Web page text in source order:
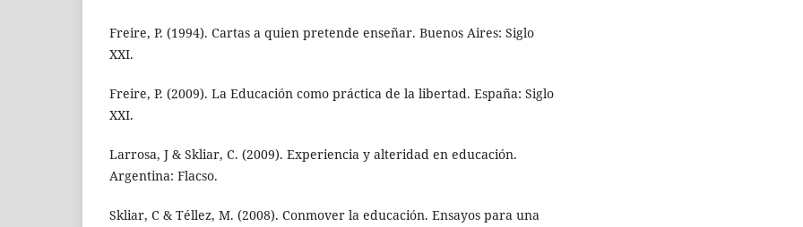
Freire, P. (1994). Cartas a quien pretende enseñar. Buenos Aires: Siglo
XXI.
Freire, P. (2009). La Educación como práctica de la libertad. España: Siglo
XXI.
Larrosa, J & Skliar, C. (2009). Experiencia y alteridad en educación.
Argentina: Flacso.
Skliar, C & Téllez, M. (2008). Conmover la educación. Ensayos para una